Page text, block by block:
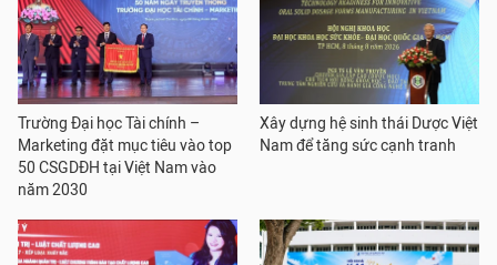
Trường Đại học Tài chính –
Marketing đặt mục tiêu vào top
50 CSGDĐH tại Việt Nam vào
năm 2030
Xây dựng hệ sinh thái Dược Việt
Nam để tăng sức cạnh tranh